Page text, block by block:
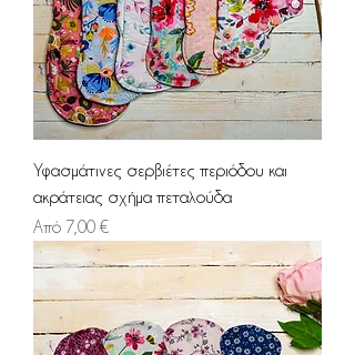
Υφασμάτινες σερβιέτες περιόδου και
ακράτειας σχήμα πεταλούδα
Από 7,00 €
Τιμή Έκπτωσης